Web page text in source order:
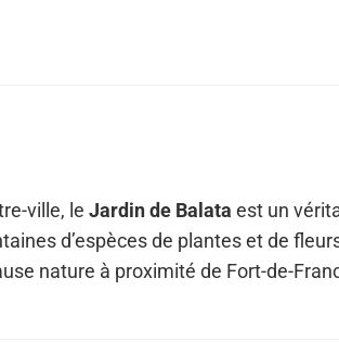
ville, le Jardin de Balata est un
d’espèces de plantes et de
nature à proximité de Fort-de-